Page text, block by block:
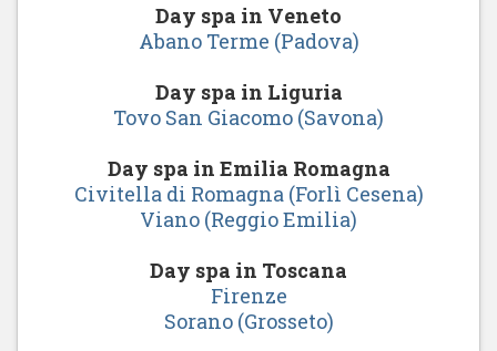
Day spa in Veneto
Abano Terme (Padova)
Day spa in Liguria
Tovo San Giacomo (Savona)
Day spa in Emilia Romagna
Civitella di Romagna (Forlì Cesena)
Viano (Reggio Emilia)
Day spa in Toscana
Firenze
Sorano (Grosseto)